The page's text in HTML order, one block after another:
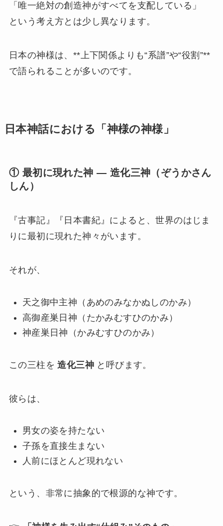
「唯一絶対の創造神がすべてを支配している」
という考え方とは少し異なります。
日本の神様は、**上下関係よりも“系譜”や“役割”**
で語られることが多いのです。
日本神話における「神様の神様」
① 最初に現れた神 ― 造化三神（ぞうかさん
しん）
『古事記』『日本書紀』によると、世界のはじま
りに最初に現れた神々がいます。
それが、
天之御中主神（あめのみなかぬしのかみ）
高御産巣日神（たかみむすひのかみ）
神産巣日神（かみむすひのかみ）
この三柱を造化三神と呼びます。
彼らは、
男女の姿を持たない
子孫を直接生まない
人前にほとんど現れない
という、非常に抽象的で根源的な神です。